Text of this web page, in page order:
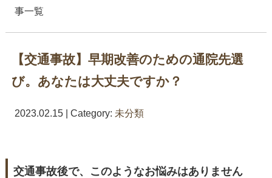
事一覧
【交通事故】早期改善のための通院先選
び。あなたは大丈夫ですか？
2023.02.15 | Category: 未分類
交通事故後で、このようなお悩みはありません